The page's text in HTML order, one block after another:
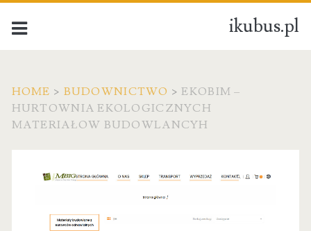
ikubus.pl
HOME > BUDOWNICTWO >EKOBIM –
HURTOWNIA EKOLOGICZNYCH
MATERIAŁOW BUDOWLANCYH